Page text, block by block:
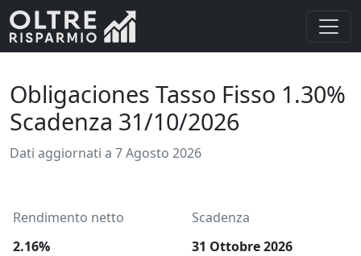
Obligaciones Tasso Fisso 1.30%
Scadenza 31/10/2026
Dati aggiornati a 7 Agosto 2026
Rendimento netto
Scadenza
2.16%
31 Ottobre 2026